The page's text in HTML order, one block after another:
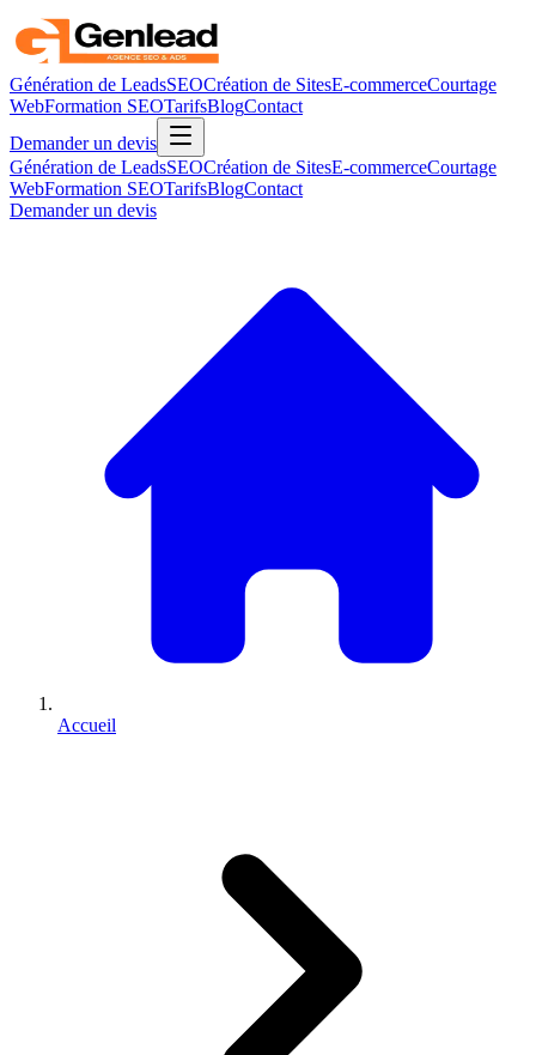
Génération de LeadsSEOCréation de SitesE-commerceCourtage
WebFormation SEOTarifsBlogContact
Demander un devis
Génération de LeadsSEOCréation de SitesE-commerceCourtage
WebFormation SEOTarifsBlogContact
Demander un devis
Accueil